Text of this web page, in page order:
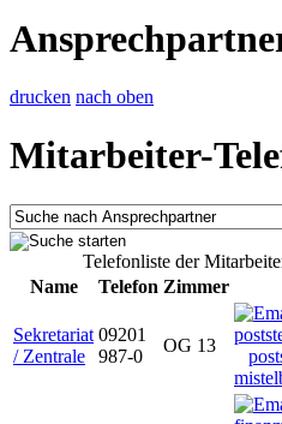
drucken nach oben
Mitarbeiter-
Telefonliste der
Name
Telefon Zimmer
Sekretariat
/ Zentrale
09201
987-0
OG 13